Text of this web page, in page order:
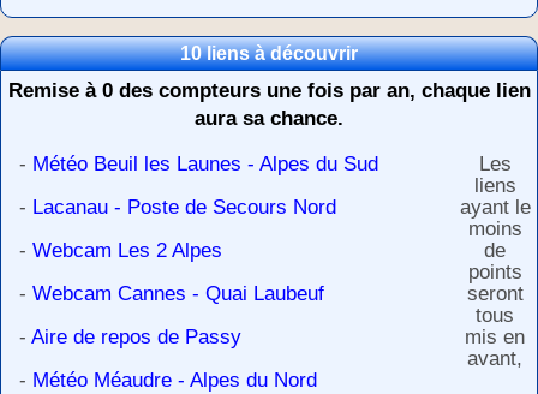
10 liens à découvrir
Remise à 0 des compteurs une fois par an, chaque lien
aura sa chance.
- Météo Beuil les Launes - Alpes du Sud
- Lacanau - Poste de Secours Nord
- Webcam Les 2 Alpes
- Webcam Cannes - Quai Laubeuf
- Aire de repos de Passy
- Météo Méaudre - Alpes du Nord
Les
liens
ayant le
moins
de
points
seront
tous
mis en
avant,